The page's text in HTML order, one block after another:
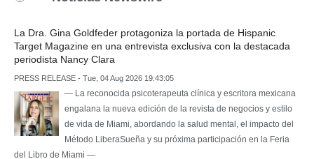
La Dra. Gina Goldfeder protagoniza la portada de Hispanic
Target Magazine en una entrevista exclusiva con la destacada
periodista Nancy Clara
PRESS RELEASE - Tue, 04 Aug 2026 19:43:05
— La reconocida psicoterapeuta clínica y escritora mexicana
engalana la nueva edición de la revista de negocios y estilo
de vida de Miami, abordando la salud mental, el impacto del
Método LiberaSueña y su próxima participación en la Feria
del Libro de Miami —